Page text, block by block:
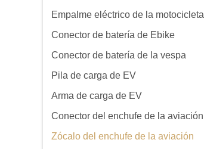
Empalme eléctrico de la motocicleta
Conector de batería de Ebike
Conector de batería de la vespa
Pila de carga de EV
Arma de carga de EV
Conector del enchufe de la aviación
Zócalo del enchufe de la aviación